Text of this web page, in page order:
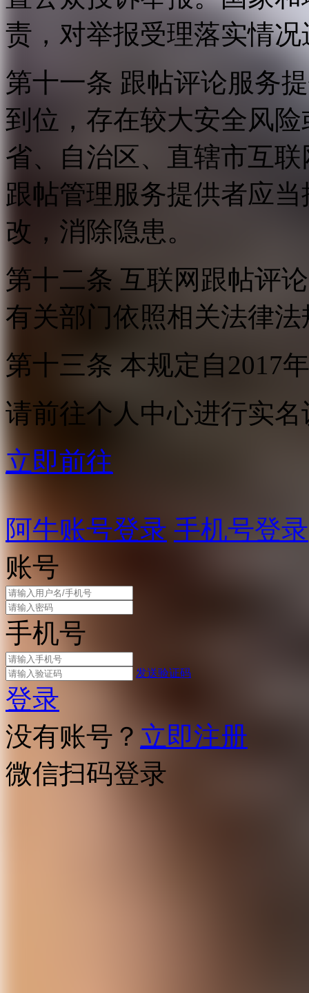
责，对举报受理落实情
第十一条 跟帖评论服务
到位，存在较大安全风
省、自治区、直辖市互
跟帖管理服务提供者应
改，消除隐患。
第十二条 互联网跟帖评
有关部门依照相关法律
第十三条 本规定自2017
请前往个人中心进行实名
立即前往
阿牛账号登录 手机号登录
账号
手机号
发送验证码
登录
没有账号？ 立即注册
微信扫码登录